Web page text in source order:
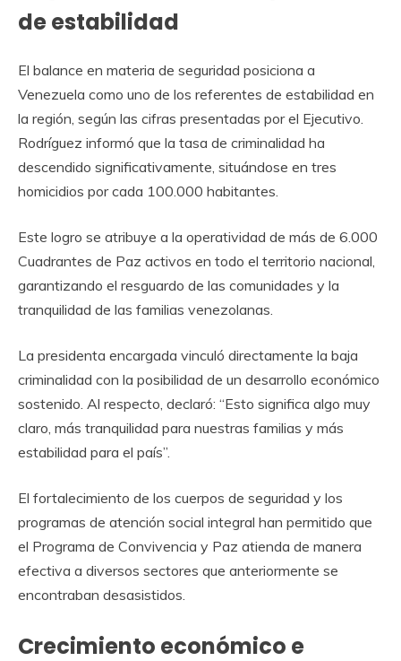
de estabilidad
El balance en materia de seguridad posiciona a
Venezuela como uno de los referentes de estabilidad en
la región, según las cifras presentadas por el Ejecutivo.
Rodríguez informó que la tasa de criminalidad ha
descendido significativamente, situándose en tres
homicidios por cada 100.000 habitantes.
Este logro se atribuye a la operatividad de más de 6.000
Cuadrantes de Paz activos en todo el territorio nacional,
garantizando el resguardo de las comunidades y la
tranquilidad de las familias venezolanas.
La presidenta encargada vinculó directamente la baja
criminalidad con la posibilidad de un desarrollo económico
sostenido. Al respecto, declaró: “Esto significa algo muy
claro, más tranquilidad para nuestras familias y más
estabilidad para el país”.
El fortalecimiento de los cuerpos de seguridad y los
programas de atención social integral han permitido que
el Programa de Convivencia y Paz atienda de manera
efectiva a diversos sectores que anteriormente se
encontraban desasistidos.
Crecimiento económico e